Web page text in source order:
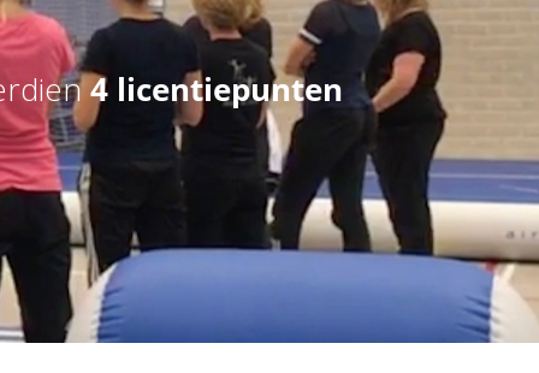
4 licentiepunten